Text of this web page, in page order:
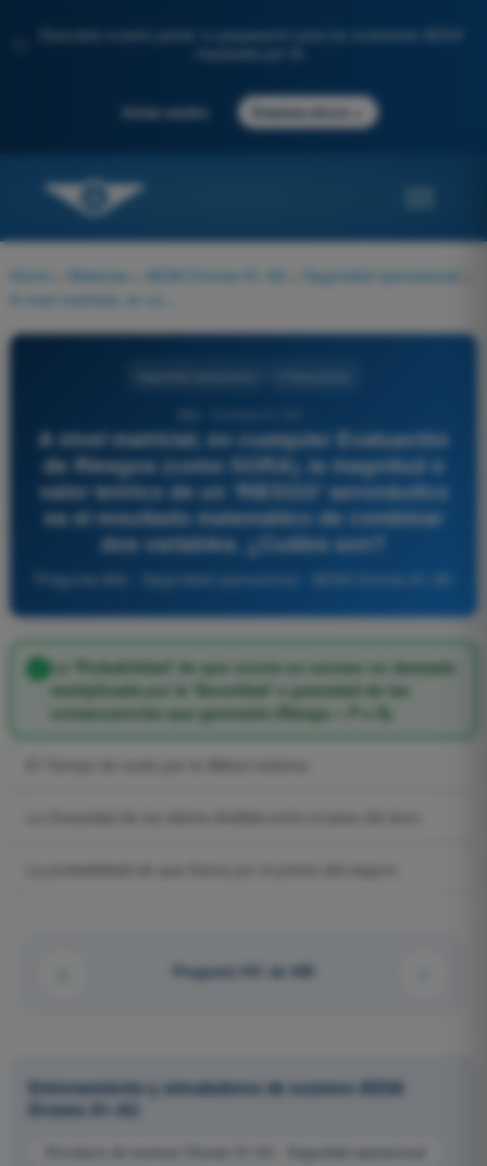
Descubre nuestro portal: tu preparación para los exámenes AESA
Iniciar sesión Empieza ahora
Home Materias AESA Drones A1-A3 Seguridad operacional
A nivel matricial, en cualquier Evaluación
de Riesgos (como SORA), la magnitud o
valor teórico de un 'RIESGO' aeronáutico
es el resultado matemático de combinar
dos variables. ¿Cuáles son?
Pregunta 884 - Seguridad operacional - AESA Drones A1-A3
La 'Probabilidad' de que ocurra un suceso no deseado
multiplicada por la 'Severidad' o gravedad de las
consecuencias que generaría (Riesgo = P x S).
Pregunta 441 de 485
Entrenamiento y simuladores de examen AESA
Drones A1-A3
Simulacro de examen Drones A1-A3 - Seguridad operacional